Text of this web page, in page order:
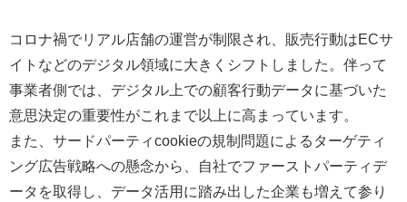
コロナ禍でリアル店舗の運営が制限され、販売行動はECサ
イトなどのデジタル領域に大きくシフトしました。伴って
事業者側では、デジタル上での顧客行動データに基づいた
意思決定の重要性がこれまで以上に高まっています。
また、サードパーティcookieの規制問題によるターゲティ
ング広告戦略への懸念から、自社でファーストパーティデ
ータを取得し、データ活用に踏み出した企業も増えて参り